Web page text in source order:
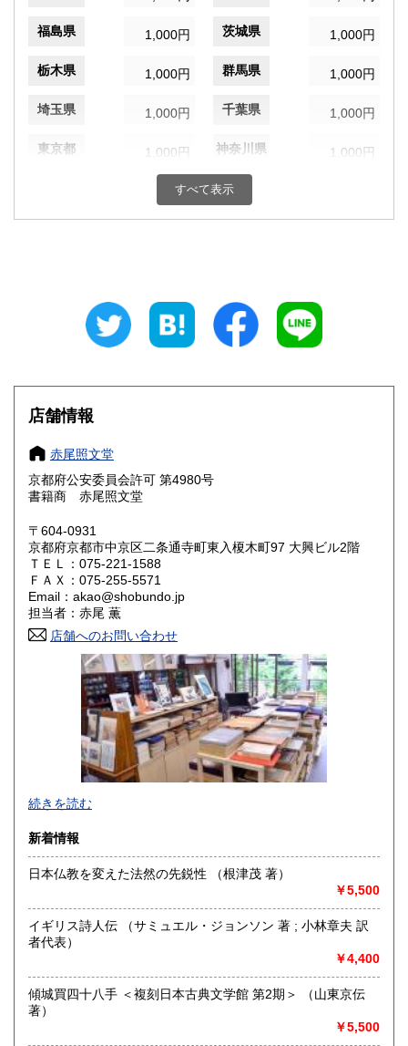
福島県 1,000円 茨城県 1,000円
栃木県 1,000円 群馬県 1,000円
埼玉県 1,000円 千葉県 1,000円
東京都 1,000円 神奈川県 1,000円
1,000円 富山県
1,000円 静岡県
1,000円 三重県
滋賀県 1,000円 京都府 1,000円
大阪府
奈良県
鳥取県
岡山県 1,000円 広島県 1,000円
山口県 1,000円
香川県
1,000円 福岡県
1,000円 長崎県
1,000円 大分県
1,000円 鹿児島県
沖縄県
すべて表示
店舗情報
赤尾照文堂
京都府公安委員会許可 第4980号
書籍商 赤尾照文堂
〒604-0931
京都府京都市中京区二条通寺町東入榎木町97 大興ビル2階
ＴＥＬ：075-221-1588
ＦＡＸ：075-255-5571
Email：akao@shobundo.jp
担当者：赤尾 薫
店舗へのお問い合わせ
京都・寺町二条に店舗を構える古書店です（令和2年6月に河
原町六角から移転しました）。木版画の図案本・浮世絵・古
典籍などを扱っております。一般書籍もございますが、「日
本の古本屋」からご覧になった本は、ご来店の前にあらかじ
めメールにて有無をお問い合わせいただくとスムーズです(店
頭に無い場合がございます)。
Akao Shobundo Bookshop at Kyoto city, Japan
続きを読む
新着情報
日本仏教を変えた法然の先鋭性 （根津茂 著）
￥5,500
イギリス詩人伝 （サミュエル・ジョンソン 著 ; 小林章夫 訳
者代表）
￥4,400
傾城買四十八手 ＜複刻日本古典文学館 第2期＞ （山東京伝
著）
￥5,500